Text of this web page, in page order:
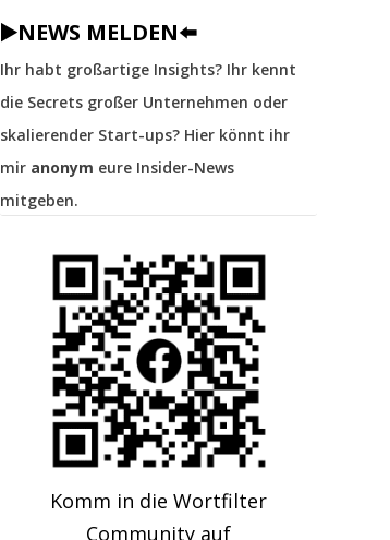
▶️NEWS MELDEN⬅️
Ihr habt großartige Insights? Ihr kennt
die Secrets großer Unternehmen oder
skalierender Start-ups? Hier könnt ihr
mir anonym eure Insider-News
mitgeben.
Komm in die Wortfilter
Community auf